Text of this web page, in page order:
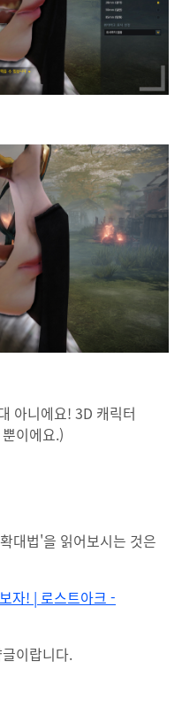
아니에요! 3D 캐릭터
이에요.)
대법'을 읽어보시는 것은
자! | 로스트아크 -
이랍니다.